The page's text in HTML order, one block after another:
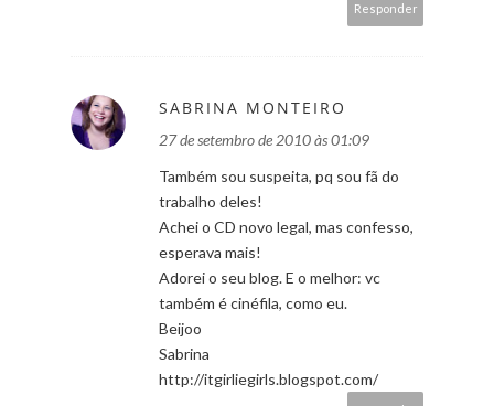
Responder
SABRINA MONTEIRO
27 de setembro de 2010 às 01:09
Também sou suspeita, pq sou fã do
trabalho deles!
Achei o CD novo legal, mas confesso,
esperava mais!
Adorei o seu blog. E o melhor: vc
também é cinéfila, como eu.
Beijoo
Sabrina
http://itgirliegirls.blogspot.com/